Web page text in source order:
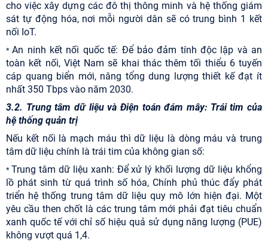
cho việc xây dựng các đô thị thông minh và hệ thống giám
sát tự động hóa, nơi mỗi người dân sẽ có trung bình 1 kết
nối IoT.
* An ninh kết nối quốc tế: Để bảo đảm tính độc lập và an
toàn kết nối, Việt Nam sẽ khai thác thêm tối thiểu 6 tuyến
cáp quang biển mới, nâng tổng dung lượng thiết kế đạt ít
nhất 350 Tbps vào năm 2030.
3.2. Trung tâm dữ liệu và Điện toán đám mây: Trái tim của
hệ thống quản trị
Nếu kết nối là mạch máu thì dữ liệu là dòng máu và trung
tâm dữ liệu chính là trái tim của không gian số:
* Trung tâm dữ liệu xanh: Để xử lý khối lượng dữ liệu khổng
lồ phát sinh từ quá trình số hóa, Chính phủ thúc đẩy phát
triển hệ thống trung tâm dữ liệu quy mô lớn hiện đại. Một
yêu cầu then chốt là các trung tâm mới phải đạt tiêu chuẩn
xanh quốc tế với chỉ số hiệu quả sử dụng năng lượng (PUE)
không vượt quá 1,4.